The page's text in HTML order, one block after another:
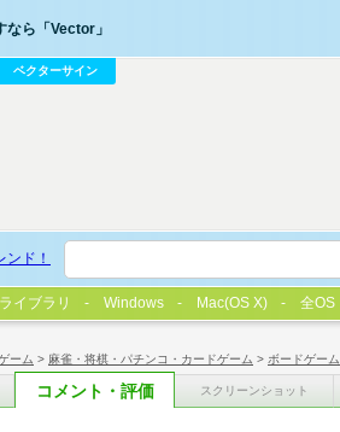
ーム > 麻雀・将棋・パチンコ・カードゲーム > ボードゲーム
コメント・評価 スクリーンショット
ら「Vector」
ベクターサイン
ンド！
ライブラリ Windows Mac(OS X) 全OS